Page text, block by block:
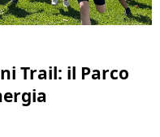
Trail: il Parco